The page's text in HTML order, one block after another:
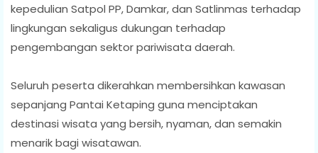
kepedulian Satpol PP, Damkar, dan Satlinmas terhadap
lingkungan sekaligus dukungan terhadap
pengembangan sektor pariwisata daerah.
Seluruh peserta dikerahkan membersihkan kawasan
sepanjang Pantai Ketaping guna menciptakan
destinasi wisata yang bersih, nyaman, dan semakin
menarik bagi wisatawan.